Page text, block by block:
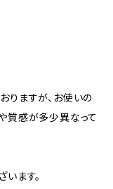
りますが、お使いの
質感が多少異なって
ます。